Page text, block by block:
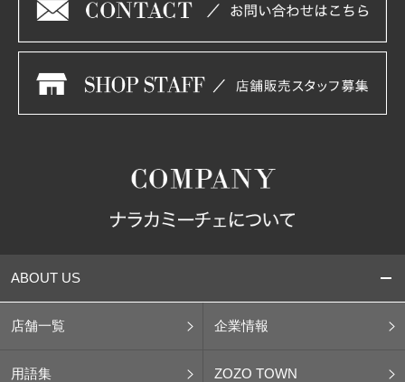
ABOUT US
店舗一覧 企業情報
用語集 ZOZO TOWN